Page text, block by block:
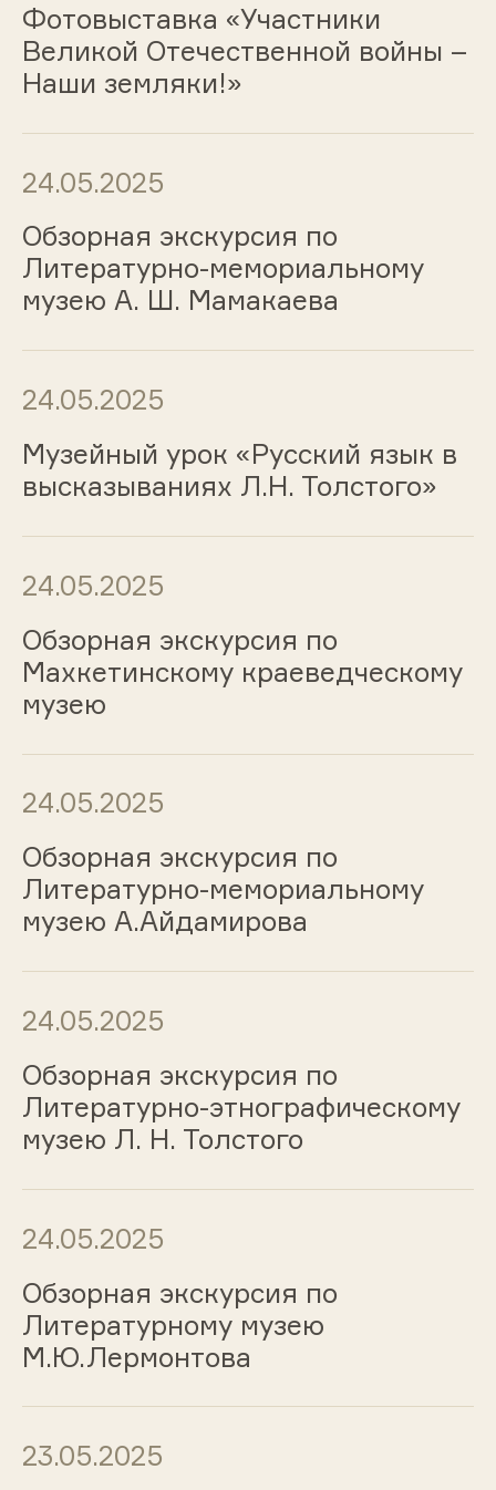
Фотовыставка «Участники
Великой Отечественной войны –
Наши земляки!»
24.05.2025
Обзорная экскурсия по
Литературно-мемориальному
музею А. Ш. Мамакаева
24.05.2025
Музейный урок «Русский язык в
высказываниях Л.Н. Толстого»
24.05.2025
Обзорная экскурсия по
Махкетинскому краеведческому
музею
24.05.2025
Обзорная экскурсия по
Литературно-мемориальному
музею А.Айдамирова
24.05.2025
Обзорная экскурсия по
Литературно-этнографическому
музею Л. Н. Толстого
24.05.2025
Обзорная экскурсия по
Литературному музею
М.Ю.Лермонтова
23.05.2025